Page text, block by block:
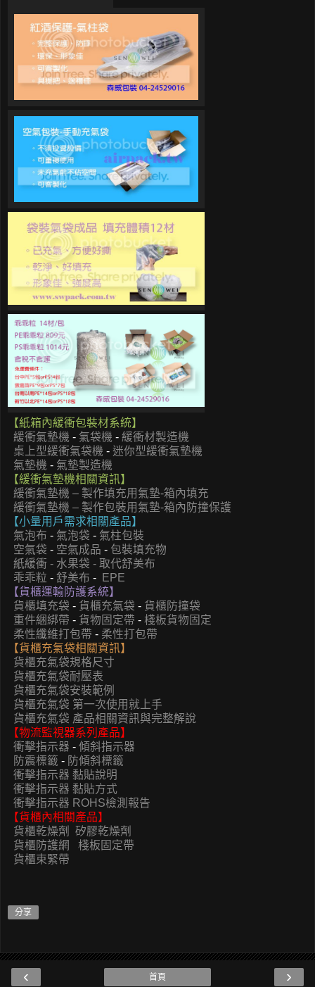
【紙箱內緩衝包裝材系統】
緩衝氣墊機 - 氣袋機 - 緩衝材製造機
桌上型緩衝氣袋機 - 迷你型緩衝氣墊機
氣墊機 - 氣墊製造機
【緩衝氣墊機相關資訊】
緩衝氣墊機 – 製作填充用氣墊-箱內填充
緩衝氣墊機 – 製作包裝用氣墊-箱內防撞保護
【小量用戶需求相關產品】
氣泡布 - 氣泡袋 - 氣柱包裝
空氣袋 - 空氣成品 - 包裝填充物
紙緩衝 - 水果袋 - 取代舒美布
乖乖粒 - 舒美布 -
EPE
【貨櫃運輸防護系統】
貨櫃填充袋 - 貨櫃充氣袋 - 貨櫃防撞袋
重件綑綁帶 - 貨物固定帶 - 棧板貨物固定
柔性纖維打包帶 - 柔性打包帶
【貨櫃充氣袋相關資訊】
貨櫃充氣袋規格尺寸
貨櫃充氣袋耐壓表
貨櫃充氣袋安裝範例
貨櫃充氣袋 第一次使用就上手
貨櫃充氣袋 產品相關資訊與完整解說
【物流監視器系列產品】
衝擊指示器 - 傾斜指示器
防震標籤 - 防傾斜標籤
衝擊指示器 黏貼說明
衝擊指示器 黏貼方式
衝擊指示器 ROHS檢測報告
【貨櫃內相關產品】
貨櫃乾燥劑
矽膠乾燥劑
貨櫃防護網
棧板固定帶
貨櫃束緊帶
分享
‹ ›
首頁